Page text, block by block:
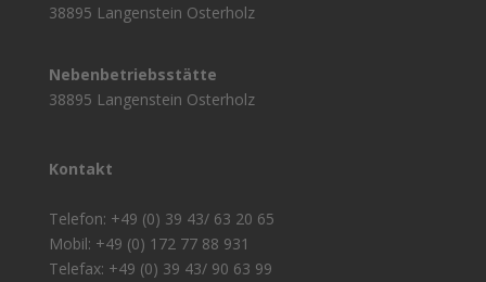
38895 Langenstein Osterholz
Nebenbetriebsstätte
38895 Langenstein Osterholz
Kontakt
Telefon: +49 (0) 39 43/ 63 20 65
Mobil: +49 (0) 172 77 88 931
Telefax: +49 (0) 39 43/ 90 63 99